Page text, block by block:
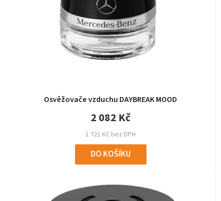
Osvěžovače vzduchu DAYBREAK MOOD
1 721 Kč bez DPH
2 082 Kč
DO KOŠÍKU